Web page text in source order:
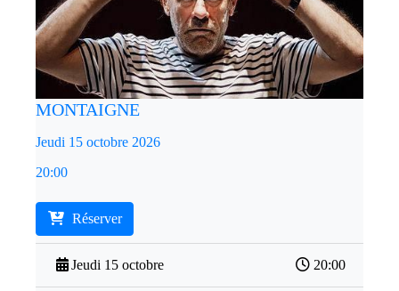
MONTAIGNE
Jeudi 15 octobre 2026
20:00
Réserver
Jeudi 15 octobre 20:00